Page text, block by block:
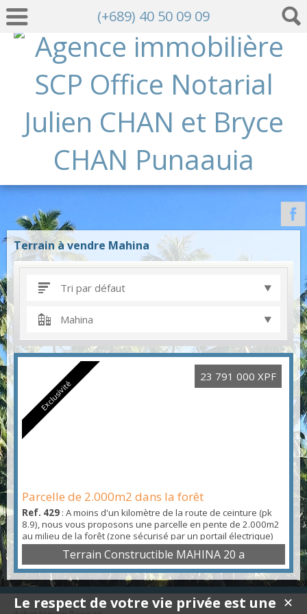
(+689) 40 50 09 09
Terrain à vendre Mahina
Tri par défaut
Mahina
Exclusivité
Parcelle de 2.000m2 dans la forêt
Ref. 429 : A moins d'un kilomètre de la route de ceinture (pk
8.9), nous vous proposons une parcelle en pente de 2.000m2
au milieu de la forêt (zone sécurisé par un portail électrique)
avec un accès par une route puis par 2 bandes de roulement
bétonnées utilisable prudemment. Le terrain est constructible,
mais prévoir des installations électricité et eau en autonomie :
- Zone UCb du PGA - Zone ble...
Terrain Constructible MAHINA 20 a
23 791 000 XPF
✕
Le respect de votre vie privée est une